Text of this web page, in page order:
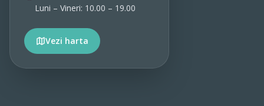
Luni – Vineri: 10.00 – 19.00
Vezi harta
Vezi detalii